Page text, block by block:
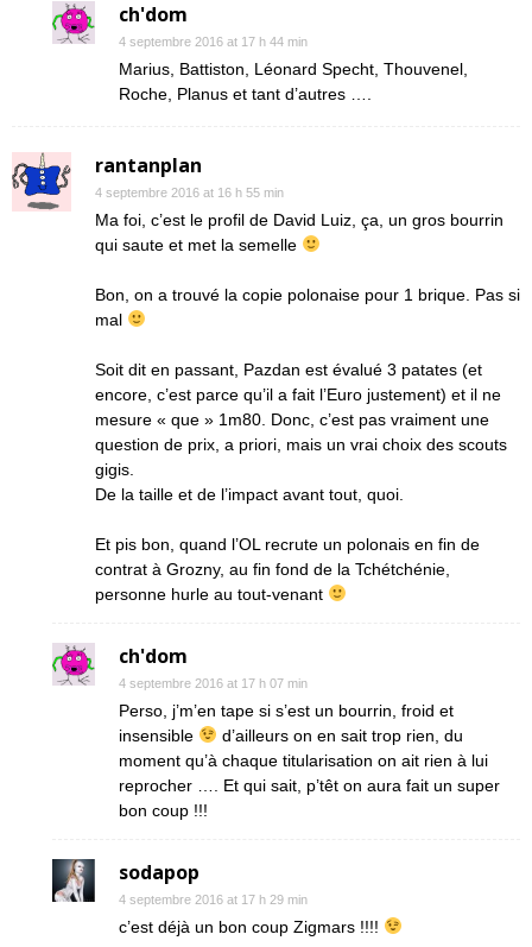
ch'dom
4 septembre 2016 at 17 h 44 min
Marius, Battiston, Léonard Specht, Thouvenel,
Roche, Planus et tant d’autres ….
rantanplan
4 septembre 2016 at 16 h 55 min
Ma foi, c’est le profil de David Luiz, ça, un gros bourrin
qui saute et met la semelle
Bon, on a trouvé la copie polonaise pour 1 brique. Pas si
mal
Soit dit en passant, Pazdan est évalué 3 patates (et
encore, c’est parce qu’il a fait l’Euro justement) et il ne
mesure « que » 1m80. Donc, c’est pas vraiment une
question de prix, a priori, mais un vrai choix des scouts
gigis.
De la taille et de l’impact avant tout, quoi.
Et pis bon, quand l’OL recrute un polonais en fin de
contrat à Grozny, au fin fond de la Tchétchénie,
personne hurle au tout-venant
ch'dom
4 septembre 2016 at 17 h 07 min
Perso, j’m’en tape si s’est un bourrin, froid et
insensible
d’ailleurs on en sait trop rien, du
moment qu’à chaque titularisation on ait rien à lui
reprocher …. Et qui sait, p’têt on aura fait un super
bon coup !!!
sodapop
4 septembre 2016 at 17 h 29 min
c’est déjà un bon coup Zigmars !!!!